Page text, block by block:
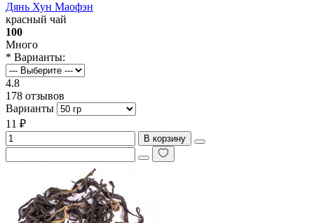
Дянь Хун Маофэн
красный чай
100
Много
* Варианты:
4.8
178 отзывов
Варианты
11 ₽
В корзину